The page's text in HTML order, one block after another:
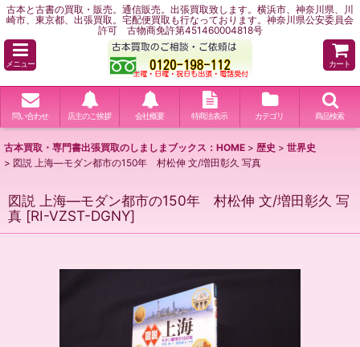
古本と古書の買取・販売。通信販売。出張買取致します。横浜市、神奈川県、川
崎市、東京都、出張買取。宅配便買取も行なっております。神奈川県公安委員会
許可 古物商免許第451460004818号
メニュー カート
問い合わせ 店主のご挨拶 会社概要 特商法表示 カテゴリ 商品検索
古本買取・専門書出張買取のしましまブックス：HOME > 歴史 > 世界史
> 図説 上海―モダン都市の150年 村松伸 文/増田彰久 写真
図説 上海―モダン都市の150年 村松伸 文/増田彰久 写
真 [RI-VZST-DGNY]